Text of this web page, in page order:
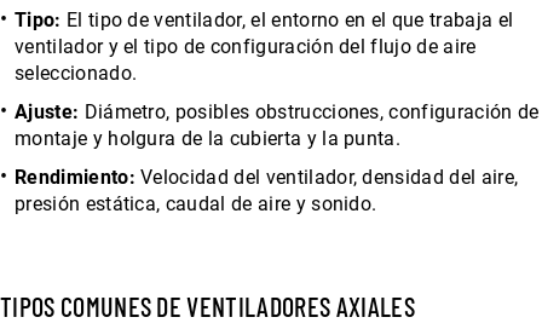
Tipo: El tipo de ventilador, el entorno en el que trabaja el
ventilador y el tipo de configuración del flujo de aire
seleccionado.
Ajuste: Diámetro, posibles obstrucciones, configuración de
montaje y holgura de la cubierta y la punta.
Rendimiento: Velocidad del ventilador, densidad del aire,
presión estática, caudal de aire y sonido.
TIPOS COMUNES DE VENTILADORES AXIALES